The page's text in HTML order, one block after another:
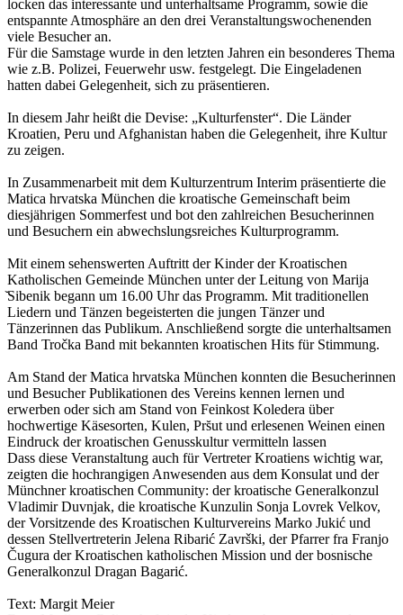
locken das interessante und unterhaltsame Programm, sowie die
entspannte Atmosphäre an den drei Veranstaltungswochenenden
viele Besucher an.
Für die Samstage wurde in den letzten Jahren ein besonderes Thema
wie z.B. Polizei, Feuerwehr usw. festgelegt. Die Eingeladenen
hatten dabei Gelegenheit, sich zu präsentieren.
In diesem Jahr heißt die Devise: „Kulturfenster“. Die Länder
Kroatien, Peru und Afghanistan haben die Gelegenheit, ihre Kultur
zu zeigen.
In Zusammenarbeit mit dem Kulturzentrum Interim präsentierte die
Matica hrvatska München die kroatische Gemeinschaft beim
diesjährigen Sommerfest und bot den zahlreichen Besucherinnen
und Besuchern ein abwechslungsreiches Kulturprogramm.
Mit einem sehenswerten Auftritt der Kinder der Kroatischen
Katholischen Gemeinde München unter der Leitung von Marija
̌Sibenik begann um 16.00 Uhr das Programm. Mit traditionellen
Liedern und Tänzen begeisterten die jungen Tänzer und
Tänzerinnen das Publikum. Anschließend sorgte die unterhaltsamen
Band Tročka Band mit bekannten kroatischen Hits für Stimmung.
Am Stand der Matica hrvatska München konnten die Besucherinnen
und Besucher Publikationen des Vereins kennen lernen und
erwerben oder sich am Stand von Feinkost Koledera über
hochwertige Käsesorten, Kulen, Prs̆ut und erlesenen Weinen einen
Eindruck der kroatischen Genusskultur vermitteln lassen
Dass diese Veranstaltung auch für Vertreter Kroatiens wichtig war,
zeigten die hochrangigen Anwesenden aus dem Konsulat und der
Münchner kroatischen Community: der kroatische Generalkonzul
Vladimir Duvnjak, die kroatische Kunzulin Sonja Lovrek Velkov,
der Vorsitzende des Kroatischen Kulturvereins Marko Jukić und
dessen Stellvertreterin Jelena Ribarić Završki, der Pfarrer fra Franjo
Čugura der Kroatischen katholischen Mission und der bosnische
Generalkonzul Dragan Bagarić.
Text: Margit Meier